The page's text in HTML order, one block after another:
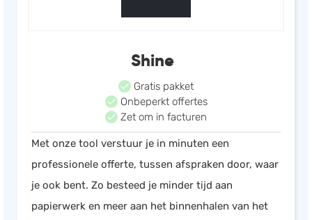
PSP
Verlof en verzuim
HRM
Salarisadministratie
Shine
Gratis pakket
Onbeperkt offertes
Zet om in facturen
Met onze tool verstuur je in minuten een
professionele offerte, tussen afspraken door, waar
je ook bent. Zo besteed je minder tijd aan
papierwerk en meer aan het binnenhalen van het